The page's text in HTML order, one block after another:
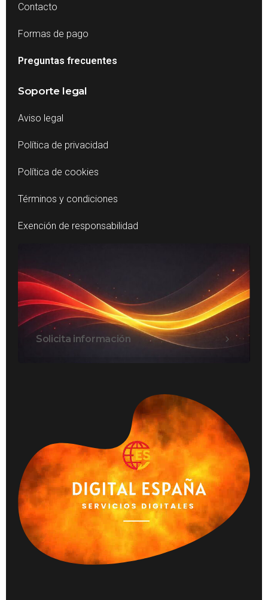
Contacto
Formas de pago
Preguntas frecuentes
Soporte legal
Aviso legal
Política de privacidad
Política de cookies
Términos y condiciones
Exención de responsabilidad
Solicita información